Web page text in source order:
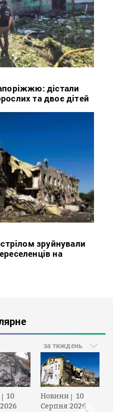
дістали
та двоє дітей
зруйнували
на
за тиждень
10
Новини
10
Серпня 2026